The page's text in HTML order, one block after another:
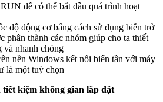
để có thể bắt đầu quá trình hoạt
độ động cơ bằng cách sử dụng biến trở
phân thành các nhóm giúp cho ta thiết
và nhanh chóng
nền Windows kết nối biến tần với máy
là một tuỳ chọn
kiệm không gian lắp đặt